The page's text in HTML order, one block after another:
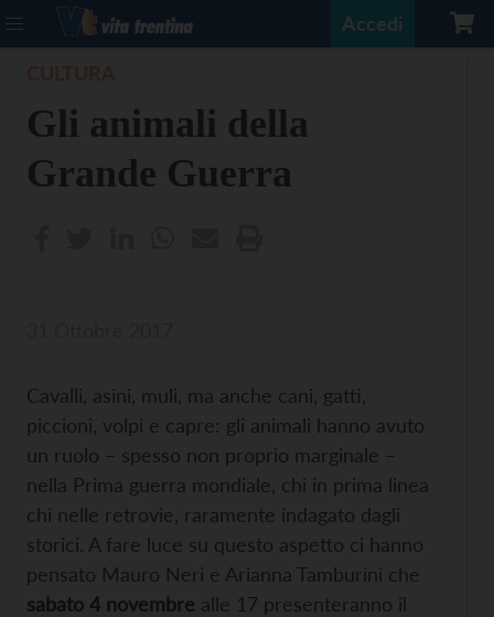
Accedi
Gli animali della
Grande Guerra
Cavalli, asini, muli, ma anche cani, gatti,
piccioni, volpi e capre: gli animali hanno avuto
un ruolo – spesso non proprio marginale –
nella Prima guerra mondiale, chi in prima linea
chi nelle retrovie, raramente indagato dagli
storici. A fare luce su questo aspetto ci hanno
pensato Mauro Neri e Arianna Tamburini che
sabato 4 novembre alle 17 presenteranno il